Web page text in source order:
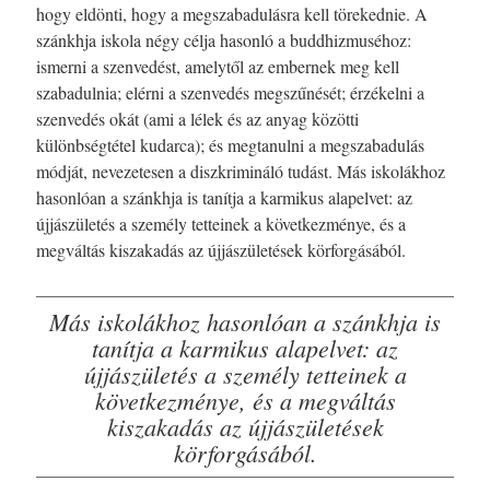
hogy eldönti, hogy a megszabadulásra kell törekednie. A
szánkhja iskola négy célja hasonló a buddhizmuséhoz:
ismerni a szenvedést, amelytől az embernek meg kell
szabadulnia; elérni a szenvedés megszűnését; érzékelni a
szenvedés okát (ami a lélek és az anyag közötti
különbségtétel kudarca); és megtanulni a megszabadulás
módját, nevezetesen a diszkrimináló tudást. Más iskolákhoz
hasonlóan a szánkhja is tanítja a karmikus alapelvet: az
újjászületés a személy tetteinek a következménye, és a
megváltás kiszakadás az újjászületések körforgásából.
Más iskolákhoz hasonlóan a szánkhja is
tanítja a karmikus alapelvet: az
újjászületés a személy tetteinek a
következménye, és a megváltás
kiszakadás az újjászületések
körforgásából.